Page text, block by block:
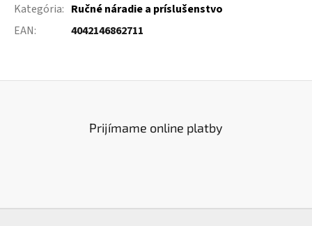
Kategória: Ručné náradie a príslušenstvo
EAN: 4042146862711
Prijímame online platby